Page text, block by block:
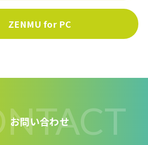
ZENMU for PC
お問い合わせ